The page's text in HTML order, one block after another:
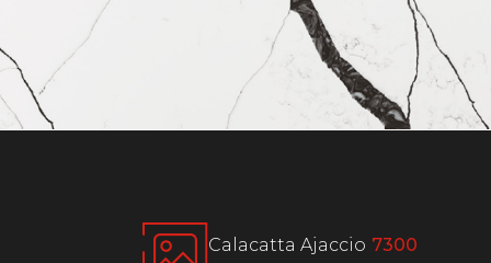
Calacatta Ajaccio 7300